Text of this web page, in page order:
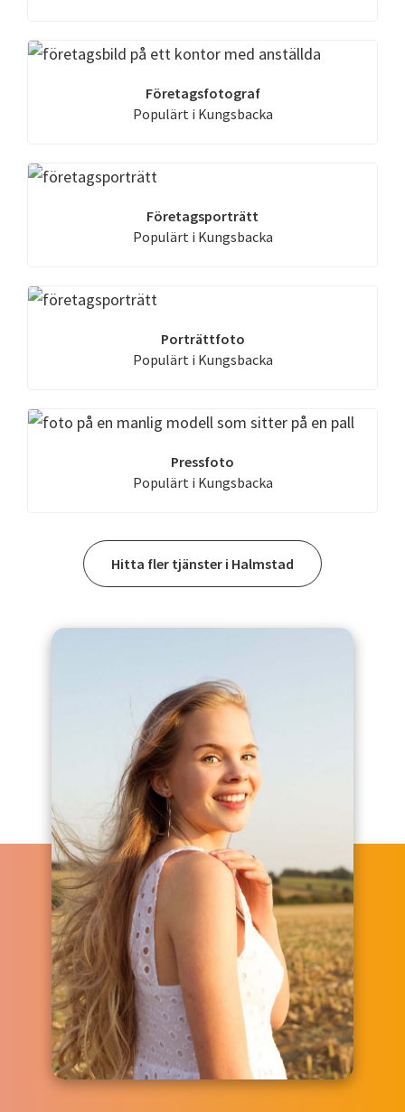
Företagsfotograf
Populärt i Kungsbacka
Företagsporträtt
Populärt i Kungsbacka
Porträttfoto
Populärt i Kungsbacka
Pressfoto
Populärt i Kungsbacka
Hitta fler tjänster i Halmstad